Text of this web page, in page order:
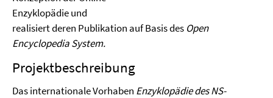
Enzyklopädie und
realisiert deren Publikation auf Basis des Open
Encyclopedia System.
Projektbeschreibung
Das internationale Vorhaben Enzyklopädie des NS-